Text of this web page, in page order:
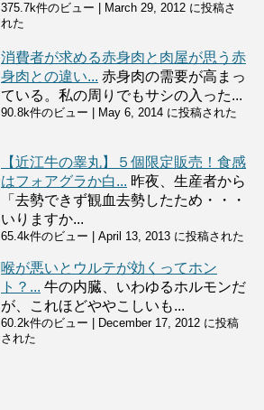
375.7k件のビュー
March 29, 2012 に投稿さ
れた
消費者が求める赤身肉と肉屋が思う赤
身肉との違い... 赤身肉の需要が高まっ
ている。私の周りでもサシの入った...
90.8k件のビュー May 6, 2014 に投稿された
【近江牛の睾丸】５個限定販売！食感
はフォアグラか白... 昨夜、生産者から
「去勢できず観血去勢したため・・・
いりますか...
65.4k件のビュー April 13, 2013 に投稿された
喉が悪いとウルテが効くってホン
ト？... 牛の内臓、いわゆるホルモンだ
が、これほどややこしいも...
60.2k件のビュー
December 17, 2012 に投稿
された